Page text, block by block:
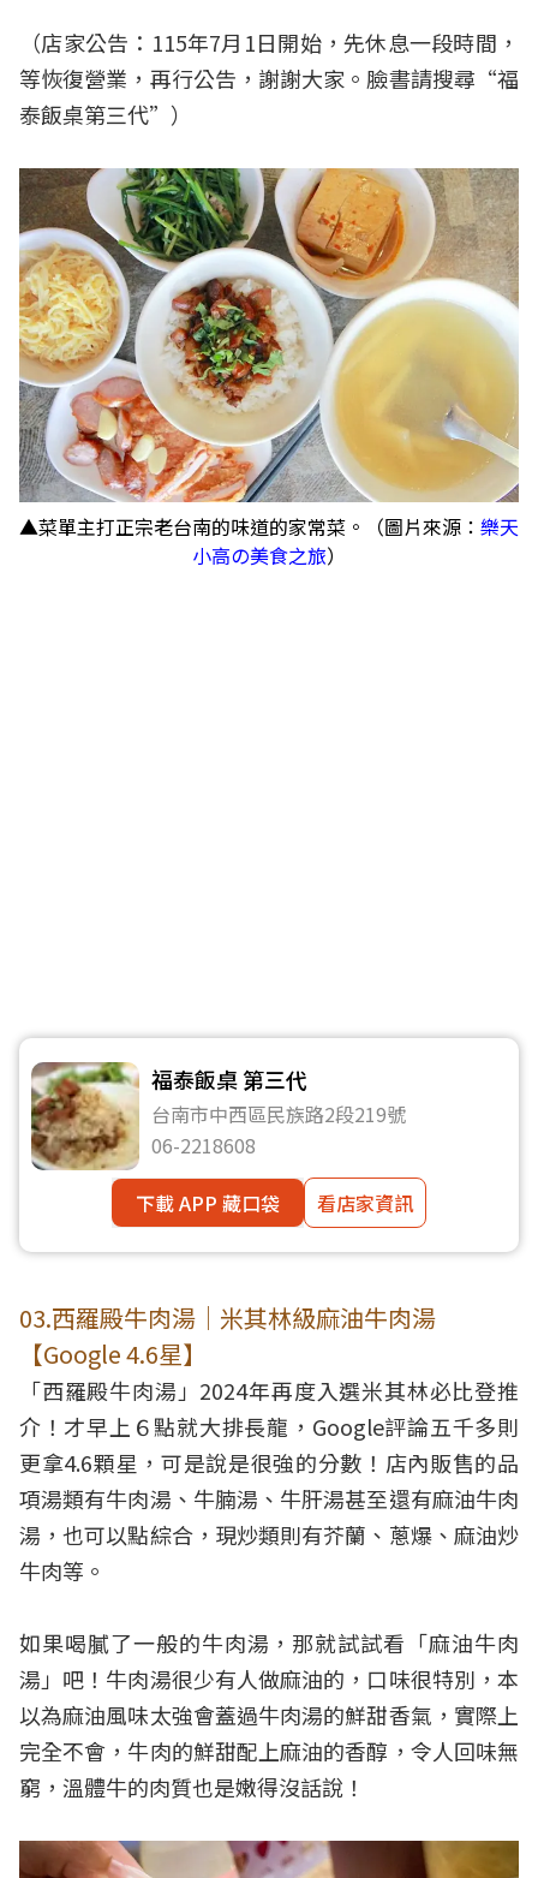
（店家公告：115年7月1日開始，先休息一段時間，
等恢復營業，再行公告，謝謝大家。臉書請搜尋“福
泰飯桌第三代”）
▲菜單主打正宗老台南的味道的家常菜。（圖片來源： 樂天
小高の美食之旅）
福泰飯桌 第三代
台南市中西區民族路2段219號
06-2218608
下載 APP 藏口袋
看店家資訊
03.西羅殿牛肉湯｜米其林級麻油牛肉湯
【Google 4.6星】
「西羅殿牛肉湯」2024年再度入選米其林必比登推
介！才早上６點就大排長龍，Google評論五千多則
更拿4.6顆星，可是說是很強的分數！店內販售的品
項湯類有牛肉湯、牛腩湯、牛肝湯甚至還有麻油牛肉
湯，也可以點綜合，現炒類則有芥蘭、蔥爆、麻油炒
牛肉等。
如果喝膩了一般的牛肉湯，那就試試看「麻油牛肉
湯」吧！牛肉湯很少有人做麻油的，口味很特別，本
以為麻油風味太強會蓋過牛肉湯的鮮甜香氣，實際上
完全不會，牛肉的鮮甜配上麻油的香醇，令人回味無
窮，溫體牛的肉質也是嫩得沒話說！